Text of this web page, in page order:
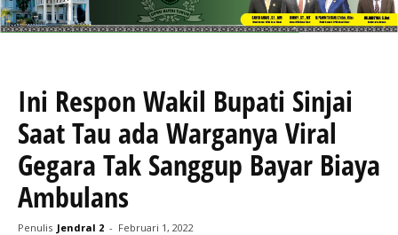
Ini Respon Wakil Bupati Sinjai
Saat Tau ada Warganya Viral
Gegara Tak Sanggup Bayar Biaya
Ambulans
Penulis Jendral 2 - Februari 1, 2022